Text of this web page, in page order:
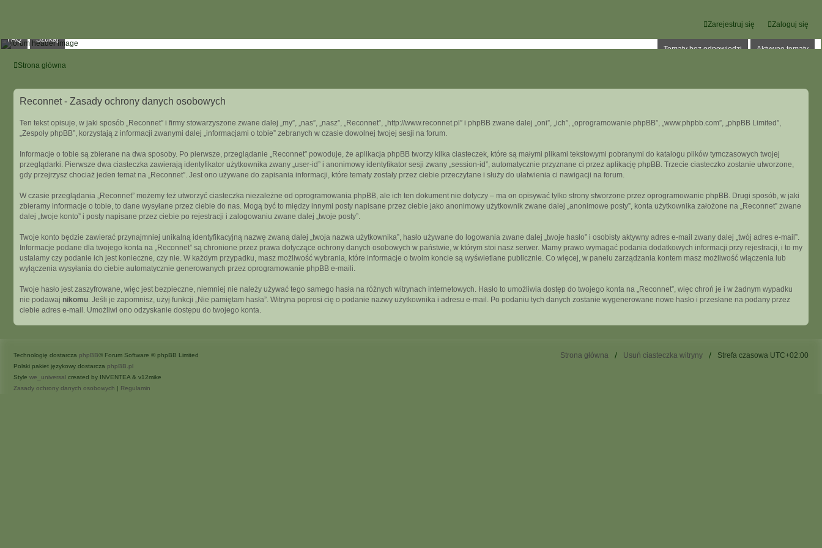
Zaloguj się
Zarejestruj się
Tematy bez odpowiedzi Aktywne tematy
FAQ Szukaj
Strona główna
Reconnet - Zasady ochrony danych osobowych
Ten tekst opisuje, w jaki sposób „Reconnet” i firmy stowarzyszone zwane dalej „my”, „nas”, „nasz”, „Reconnet”, „http://www.reconnet.pl” i phpBB zwane dalej „oni”, „ich”, „oprogramowanie phpBB”, „www.phpbb.com”, „phpBB Limited”,
„Zespoły phpBB”, korzystają z informacji zwanymi dalej „informacjami o tobie” zebranych w czasie dowolnej twojej sesji na forum.
Informacje o tobie są zbierane na dwa sposoby. Po pierwsze, przeglądanie „Reconnet” powoduje, że aplikacja phpBB tworzy kilka ciasteczek, które są małymi plikami tekstowymi pobranymi do katalogu plików tymczasowych twojej
przeglądarki. Pierwsze dwa ciasteczka zawierają identyfikator użytkownika zwany „user-id” i anonimowy identyfikator sesji zwany „session-id”, automatycznie przyznane ci przez aplikację phpBB. Trzecie ciasteczko zostanie utworzone,
gdy przejrzysz chociaż jeden temat na „Reconnet”. Jest ono używane do zapisania informacji, które tematy zostały przez ciebie przeczytane i służy do ułatwienia ci nawigacji na forum.
W czasie przeglądania „Reconnet” możemy też utworzyć ciasteczka niezależne od oprogramowania phpBB, ale ich ten dokument nie dotyczy – ma on opisywać tylko strony stworzone przez oprogramowanie phpBB. Drugi sposób, w jaki
zbieramy informacje o tobie, to dane wysyłane przez ciebie do nas. Mogą być to między innymi posty napisane przez ciebie jako anonimowy użytkownik zwane dalej „anonimowe posty”, konta użytkownika założone na „Reconnet” zwane
dalej „twoje konto” i posty napisane przez ciebie po rejestracji i zalogowaniu zwane dalej „twoje posty”.
Twoje konto będzie zawierać przynajmniej unikalną identyfikacyjną nazwę zwaną dalej „twoja nazwa użytkownika”, hasło używane do logowania zwane dalej „twoje hasło” i osobisty aktywny adres e-mail zwany dalej „twój adres e-mail”.
Informacje podane dla twojego konta na „Reconnet” są chronione przez prawa dotyczące ochrony danych osobowych w państwie, w którym stoi nasz serwer. Mamy prawo wymagać podania dodatkowych informacji przy rejestracji, i to my
ustalamy czy podanie ich jest konieczne, czy nie. W każdym przypadku, masz możliwość wybrania, które informacje o twoim koncie są wyświetlane publicznie. Co więcej, w panelu zarządzania kontem masz możliwość włączenia lub
wyłączenia wysyłania do ciebie automatycznie generowanych przez oprogramowanie phpBB e-maili.
Twoje hasło jest zaszyfrowane, więc jest bezpieczne, niemniej nie należy używać tego samego hasła na różnych witrynach internetowych. Hasło to umożliwia dostęp do twojego konta na „Reconnet”, więc chroń je i w żadnym wypadku
nie podawaj nikomu. Jeśli je zapomnisz, użyj funkcji „Nie pamiętam hasła”. Witryna poprosi cię o podanie nazwy użytkownika i adresu e-mail. Po podaniu tych danych zostanie wygenerowane nowe hasło i przesłane na podany przez
ciebie adres e-mail. Umożliwi ono odzyskanie dostępu do twojego konta.
Strona główna Usuń ciasteczka witryny Strefa czasowa UTC+02:00
Technologię dostarcza phpBB® Forum Software © phpBB Limited
Polski pakiet językowy dostarcza phpBB.pl
Style we_universal created by INVENTEA & v12mike
Zasady ochrony danych osobowych | Regulamin